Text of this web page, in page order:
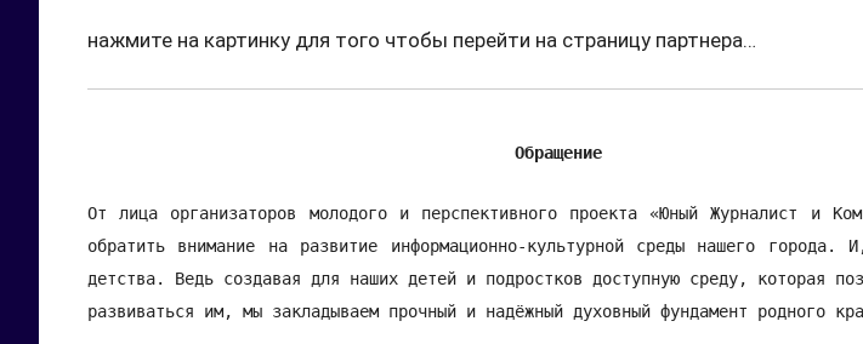
нажмите на картинку для того чтобы перейти на страницу партнера…
Обращение
От лица организаторов молодого и перспективного проекта «Юный Журналист и
обратить внимание на развитие информационно-культурной среды нашего города.
детства. Ведь создавая для наших детей и подростков доступную среду, которая
развиваться им, мы закладываем прочный и надёжный духовный фундамент родного